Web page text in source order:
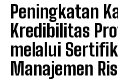
Peningkatan
Kredibilitas
melalui
Manajemen